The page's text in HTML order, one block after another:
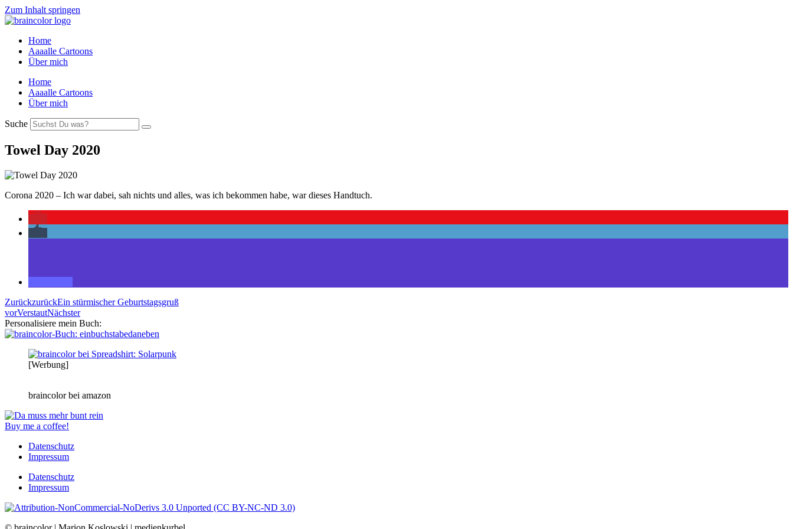
Zum Inhalt springen
Home
Aaaalle Cartoons
Über mich
Home
Aaaalle Cartoons
Über mich
Suche
Towel Day 2020
Corona 2020 – Ich war dabei, sah nichts und alles, was ich bekommen habe, war dieses Handtuch.
ZurückzurückEin stürmischer Geburtstagsgruß
vorVerstautNächster
Personalisiere mein Buch:
[Werbung]
braincolor bei amazon
Buy me a coffee!
Datenschutz
Impressum
Datenschutz
Impressum